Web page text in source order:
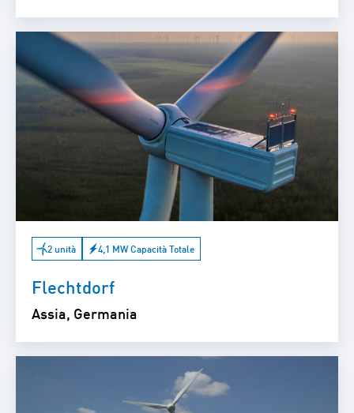
2 unità 4,1 MW Capacità Totale
Flechtdorf
Assia, Germania